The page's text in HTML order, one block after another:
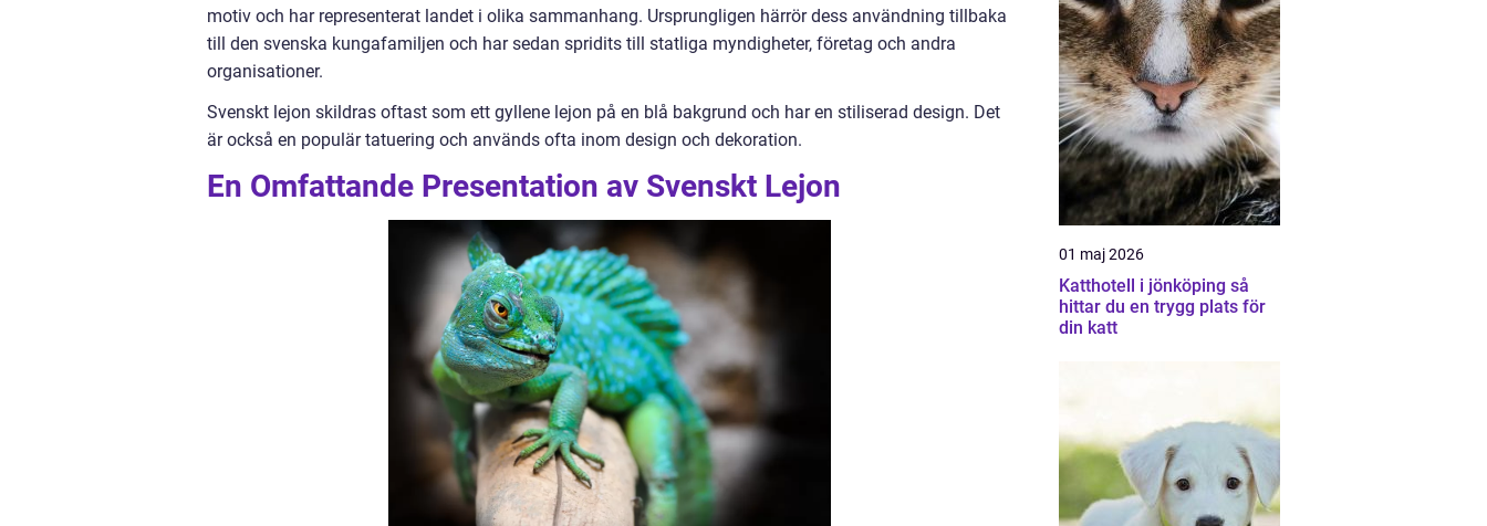
motiv och har representerat landet i olika sammanhang. Ursprungligen härrör dess användning tillbaka
till den svenska kungafamiljen och har sedan spridits till statliga myndigheter, företag och andra
organisationer.
Svenskt lejon skildras oftast som ett gyllene lejon på en blå bakgrund och har en stiliserad design. Det
är också en populär tatuering och används ofta inom design och dekoration.
En Omfattande Presentation av Svenskt Lejon
01 maj 2026
Katthotell i jönköping så
hittar du en trygg plats för
din katt